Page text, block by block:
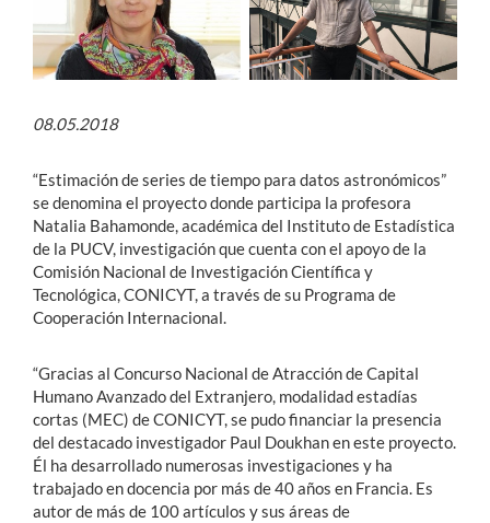
08.05.2018
“Estimación de series de tiempo para datos astronómicos”
se denomina el proyecto donde participa la profesora
Natalia Bahamonde, académica del Instituto de Estadística
de la PUCV, investigación que cuenta con el apoyo de la
Comisión Nacional de Investigación Científica y
Tecnológica, CONICYT, a través de su Programa de
Cooperación Internacional.
“Gracias al Concurso Nacional de Atracción de Capital
Humano Avanzado del Extranjero, modalidad estadías
cortas (MEC) de CONICYT, se pudo financiar la presencia
del destacado investigador Paul Doukhan en este proyecto.
Él ha desarrollado numerosas investigaciones y ha
trabajado en docencia por más de 40 años en Francia. Es
autor de más de 100 artículos y sus áreas de